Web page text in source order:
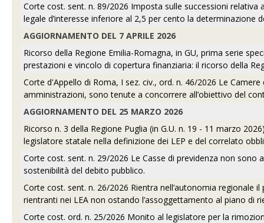
Corte cost. sent. n. 89/2026 Imposta sulle successioni
legale d’interesse inferiore al 2,5 per cento la determinazione
AGGIORNAMENTO DEL 7 APRILE 2026
Ricorso della Regione Emilia-Romagna, in GU, prima serie
prestazioni e vincolo di copertura finanziaria: il ricorso della
Corte d'Appello di Roma, I sez. civ., ord. n. 46/2026 Le
amministrazioni, sono tenute a concorrere all’obiettivo del
AGGIORNAMENTO DEL 25 MARZO 2026
Ricorso n. 3 della Regione Puglia (in G.U. n. 19 - 11 marzo
legislatore statale nella definizione dei LEP e del correlato
Corte cost. sent. n. 29/2026 Le Casse di previdenza non sono
sostenibilità del debito pubblico.
Corte cost. sent. n. 26/2026 Rientra nell’autonomia
rientranti nei LEA non ostando l’assoggettamento al piano di
Corte cost. ord. n. 25/2026 Monito al legislatore per la